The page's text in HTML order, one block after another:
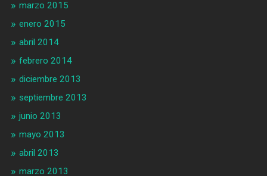
marzo 2015
enero 2015
abril 2014
febrero 2014
diciembre 2013
septiembre 2013
junio 2013
mayo 2013
abril 2013
marzo 2013